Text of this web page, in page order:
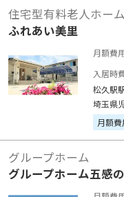
住宅型有料老人ホーム
ふれあい美里
月額費
入居時
松久駅
埼玉県
月額
グループホーム
グループホーム五感